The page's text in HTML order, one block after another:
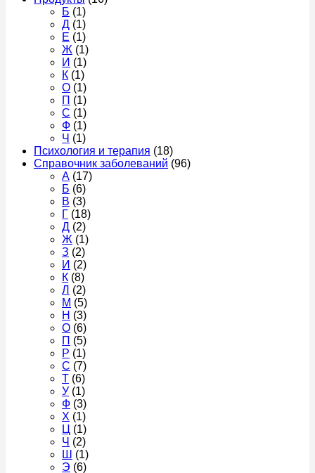
Б (1)
Д (1)
Е (1)
Ж (1)
И (1)
К (1)
О (1)
П (1)
С (1)
Ф (1)
Ч (1)
Психология и терапия (18)
Справочник заболеваний (96)
А (17)
Б (6)
В (3)
Г (18)
Д (2)
Ж (1)
З (2)
И (2)
К (8)
Л (2)
М (5)
Н (3)
О (6)
П (5)
Р (1)
С (7)
Т (6)
У (1)
Ф (3)
Х (1)
Ц (1)
Ч (2)
Ш
(1)
Э (6)